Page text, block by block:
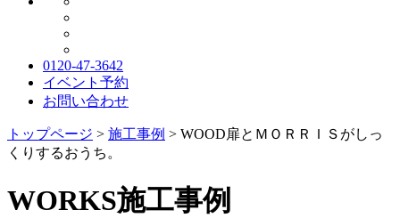
0120-47-3642
イベント予約
お問い合わせ
トップページ > 施工事例 > WOOD扉とＭＯＲＲＩＳがしっ
くりするおうち。
WORKS施工事例